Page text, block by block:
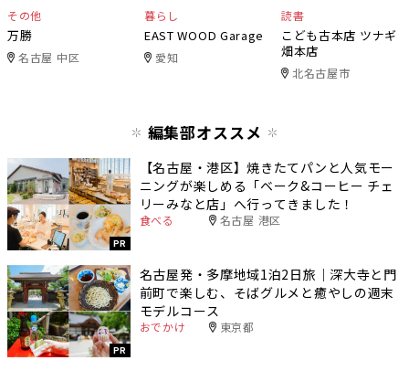
その他
万勝
名古屋 中区
暮らし
EAST WOOD Garage
愛知
読書
こども古本店 ツナギ
畑本店
北名古屋市
編集部オススメ
PR
【名古屋・港区】焼きたてパンと人気モー
ニングが楽しめる「ベーク&コーヒー チェ
リーみなと店」へ行ってきました！
食べる 名古屋 港区
PR
名古屋発・多摩地域1泊2日旅｜深大寺と門
前町で楽しむ、そばグルメと癒やしの週末
モデルコース
おでかけ 東京都